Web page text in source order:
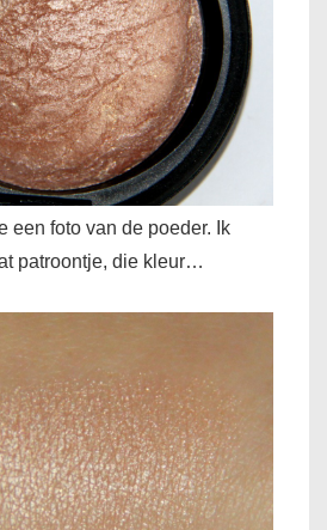
foto van de poeder. Ik
patroontje, die kleur…